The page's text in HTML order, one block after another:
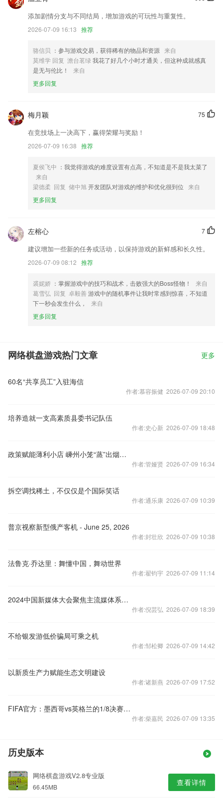
优化了交互效果，用户体验更友好。
附近经销商 定位获取附近经销商的售卖车型报价联系方式等；
行程自动管理
部分代码逻辑调整
联系我们
改。
添加剧情分支与不同结局，增加游戏的可玩性与重复性。
2026-07-09 16:13 推荐
骆信贝 ：参与游戏交易，获得稀有的物品和资源 来自
莫维学 回复 澹台茗绿 我花了好几个小时才通关，但这种成就感真
是无与伦比！
来自
更多回复
75
梅月颖
在竞技场上一决高下，赢得荣耀与奖励！
2026-07-09 16:38 推荐
夏侯飞中 ：我觉得游戏的难度设置有点高，不知道是不是我太菜了
来自
梁德柔 回复 储中旭开发团队对游戏的维护和优化很到位 来自
更多回复
7
左榕心
建议增加一些新的任务或活动，以保持游戏的新鲜感和长久性。
2026-07-09 08:12 推荐
裘妮娇 ：掌握游戏中的技巧和战术，击败强大的Boss怪物！
来自
葛雪弘 回复 卓毅善 游戏中的随机事件让我时常感到惊喜，不知道
下一秒会发生什么，
来自
更多回复
网络棋盘游戏热门文章 更多
60名“共享员工”入驻海信
作者:慕容振健 2026-07-09 20:10
培养造就一支高素质县委书记队伍
作者:史心新 2026-07-09 18:48
政策赋能薄利小店 嵊州小笼“蒸”出烟火气
作者:管娅贤 2026-07-09 16:34
拆空调找稀土，不仅仅是个国际笑话
作者:通乐康 2026-07-09 10:39
普京视察新型俄产客机 - June 25, 2026
作者:封壮欣 2026-07-09 10:38
法鲁克·乔达里：舞懂中国，舞动世界
作者:翟钧宇 2026-07-09 11:14
2024中国新媒体大会聚焦主流媒体系统性变革
作者:倪芸弘 2026-07-09 18:39
不给银发游低价骗局可乘之机
作者:邹松卿 2026-07-09 14:42
以新质生产力赋能生态文明建设
作者:诸新燕 2026-07-09 17:52
FIFA官方：墨西哥vs英格兰的1/8决赛推迟至北京时间9点开球
作者:柴嘉民 2026-07-09 13:35
历史版本
网络棋盘游戏V2.8专业版
66.45MB 查看详情